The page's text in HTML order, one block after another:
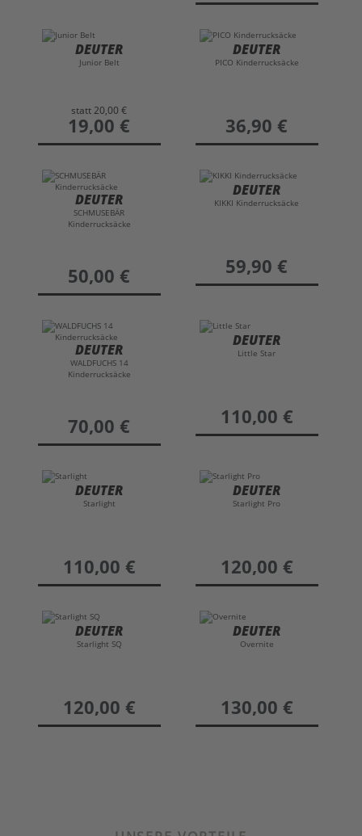
DEUTER
Junior Belt
statt20,00 €
preis
19,00 €
DEUTER
PICO Kinderrucksäcke
preis
36,90 €
DEUTER
SCHMUSEBÄR
Kinderrucksäcke
preis
50,00 €
DEUTER
KIKKI Kinderrucksäcke
preis
59,90 €
DEUTER
WALDFUCHS 14
Kinderrucksäcke
preis
70,00 €
DEUTER
Little Star
preis
110,00 €
DEUTER
Starlight
preis
110,00 €
DEUTER
Starlight Pro
preis
120,00 €
DEUTER
Starlight SQ
preis
120,00 €
DEUTER
Overnite
preis
130,00 €